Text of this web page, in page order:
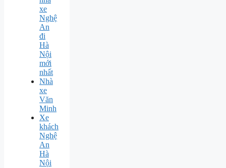
xe
Nghệ
An
đi
Hà
Nội
mới
nhất
Nhà
xe
Văn
Minh
Xe
khách
Nghệ
An
Hà
Nội